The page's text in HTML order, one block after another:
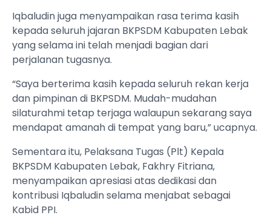
Iqbaludin juga menyampaikan rasa terima kasih
kepada seluruh jajaran BKPSDM Kabupaten Lebak
yang selama ini telah menjadi bagian dari
perjalanan tugasnya.
“Saya berterima kasih kepada seluruh rekan kerja
dan pimpinan di BKPSDM. Mudah-mudahan
silaturahmi tetap terjaga walaupun sekarang saya
mendapat amanah di tempat yang baru,” ucapnya.
Sementara itu, Pelaksana Tugas (Plt) Kepala
BKPSDM Kabupaten Lebak, Fakhry Fitriana,
menyampaikan apresiasi atas dedikasi dan
kontribusi Iqbaludin selama menjabat sebagai
Kabid PPI.